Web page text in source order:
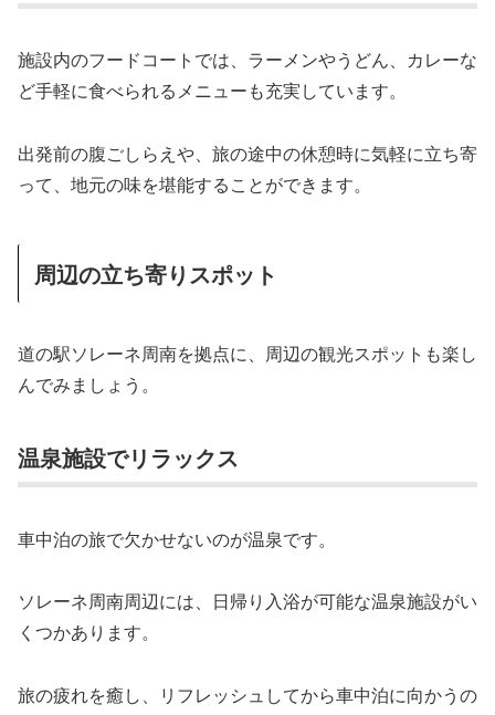
施設内のフードコートでは、ラーメンやうどん、カレーな
ど手軽に食べられるメニューも充実しています。
出発前の腹ごしらえや、旅の途中の休憩時に気軽に立ち寄
って、地元の味を堪能することができます。
周辺の立ち寄りスポット
道の駅ソレーネ周南を拠点に、周辺の観光スポットも楽し
んでみましょう。
温泉施設でリラックス
車中泊の旅で欠かせないのが温泉です。
ソレーネ周南周辺には、日帰り入浴が可能な温泉施設がい
くつかあります。
旅の疲れを癒し、リフレッシュしてから車中泊に向かうの